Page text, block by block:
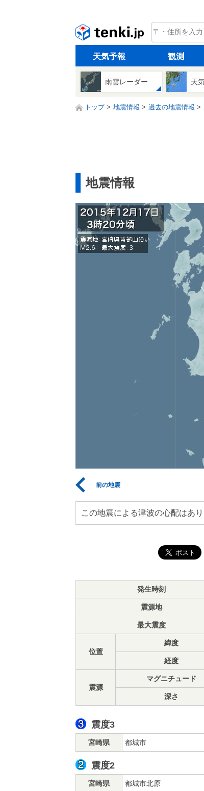
tenki.jp
天気予報 観測
雨雲レーダー 天
トップ 地震情報 過去の地震情報
地震情報
前の地震
この地震による津波の心配はあり
発生時刻
震源地
最大震度
位置
緯度
経度
震源
マグニチュード
深さ
震度3
宮崎県 都城市
震度2
宮崎県 都城市北原